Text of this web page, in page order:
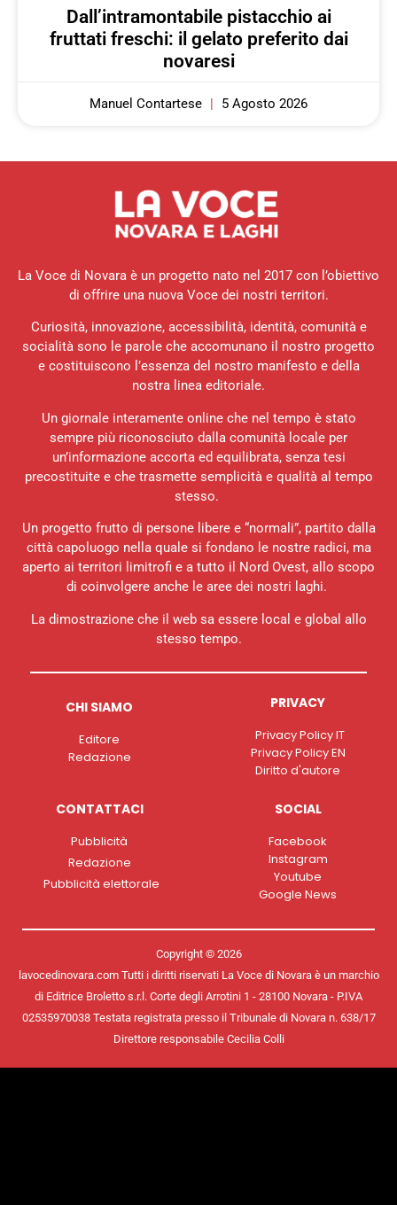
Dall’intramontabile pistacchio ai
fruttati freschi: il gelato preferito dai
novaresi
Manuel Contartese 5 Agosto 2026
La Voce di Novara è un progetto nato nel 2017 con l’obiettivo
di offrire una nuova Voce dei nostri territori.
Curiosità, innovazione, accessibilità, identità, comunità e
socialità sono le parole che accomunano il nostro progetto
e costituiscono l’essenza del nostro manifesto e della
nostra linea editoriale.
Un giornale interamente online che nel tempo è stato
sempre più riconosciuto dalla comunità locale per
un’informazione accorta ed equilibrata, senza tesi
precostituite e che trasmette semplicità e qualità al tempo
stesso.
Un progetto frutto di persone libere e “normali”, partito dalla
città capoluogo nella quale si fondano le nostre radici, ma
aperto ai territori limitrofi e a tutto il Nord Ovest, allo scopo
di coinvolgere anche le aree dei nostri laghi.
La dimostrazione che il web sa essere local e global allo
stesso tempo.
CHI SIAMO
Editore
Redazione
PRIVACY
Privacy Policy IT
Privacy Policy EN
Diritto d'autore
CONTATTACI
Pubblicità
Redazione
Pubblicità elettorale
SOCIAL
Facebook
Instagram
Youtube
Google News
Copyright © 2026
lavocedinovara.com Tutti i diritti riservati La Voce di Novara è un marchio
di Editrice Broletto s.r.l. Corte degli Arrotini 1 - 28100 Novara - P.IVA
02535970038 Testata registrata presso il Tribunale di Novara n. 638/17
Direttore responsabile Cecilia Colli